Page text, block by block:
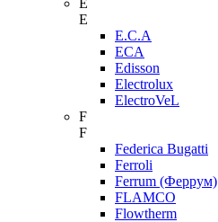
E
E
E.C.A
ECA
Edisson
Electrolux
ElectroVeL
F
F
Federica Bugatti
Ferroli
Ferrum (Феррум)
FLAMCO
Flowtherm